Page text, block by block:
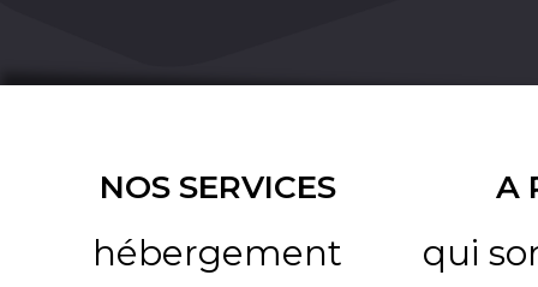
NOS SERVICES
hébergement
A
qui